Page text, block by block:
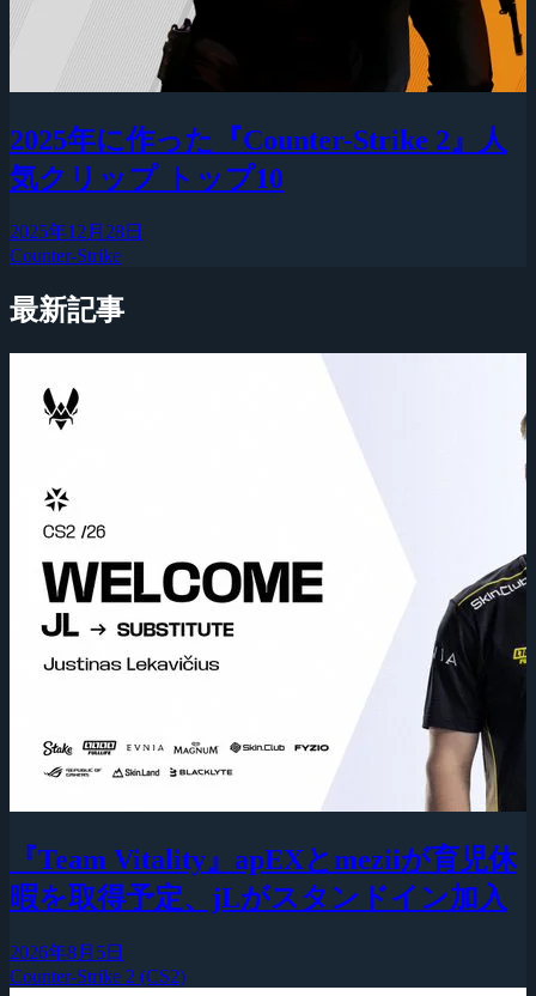
2025年に作った『Counter-Strike 2』人
気クリップ トップ10
2025年12月28日
Counter-Strike
最新記事
『Team Vitality』apEXとmeziiが育児休
暇を取得予定、jLがスタンドイン加入
2026年8月5日
Counter-Strike 2 (CS2)